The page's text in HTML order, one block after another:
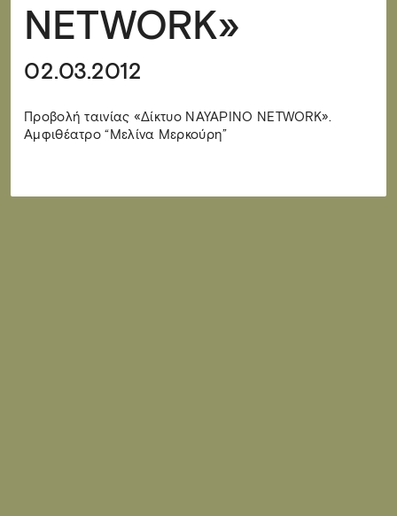
NETWORK»
02.03.2012
Προβολή ταινίας «Δίκτυο ΝΑΥΑΡΙΝΟ NETWORK».
Αμφιθέατρο “Μελίνα Μερκούρη”